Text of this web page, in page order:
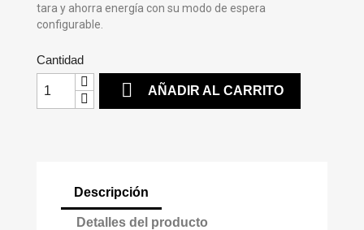
tara y ahorra energía con su modo de espera
configurable.
Cantidad
 AÑADIR AL CARRITO
Descripción
Detalles del producto